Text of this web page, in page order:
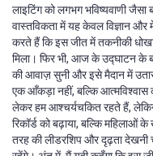
लाइटिंग को लगभग भविष्यवाणी
वास्तविकता में यह केवल विज्ञान और
करते हैं कि इस जीत में तकनीकी
मिला। फिर भी, आज के उद्घाटन के
की आवाज़ सुनी और इसे मैदान में
एक आँकड़ा नहीं, बल्कि आत्मविश्वास
लेकर हम आश्चर्यचकित रहते हैं,
रिकॉर्ड को बढ़ाया, बल्कि
तरह की लीडरशिप और दृढ़ता देखनी